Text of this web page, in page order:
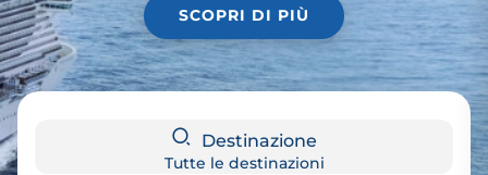
SCOPRI DI PIÙ
Destinazione
Tutte le destinazioni